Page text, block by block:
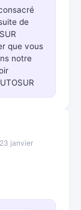
de
que vous
notre
janvier